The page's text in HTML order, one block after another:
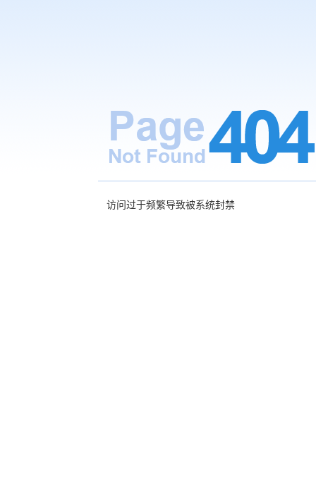
访问过于频繁导致被系统封禁